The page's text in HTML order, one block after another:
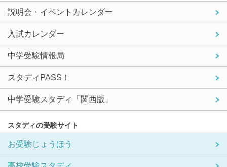
説明会・イベントカレンダー
入試カレンダー
中学受験情報局
スタディPASS！
中学受験スタディ「関西版」
スタディの受験サイト
お受験じょうほう